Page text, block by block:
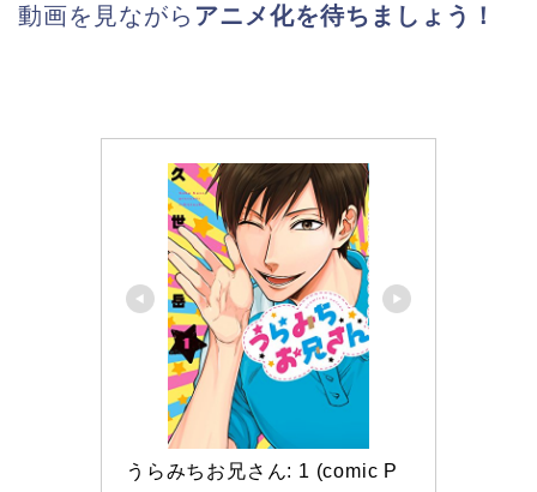
動画を見ながら アニメ化を待ちましょう！
うらみちお兄さん: 1 (comic P